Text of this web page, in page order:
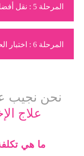
المرحلة 5 : نقل أفضل جنين
المرحلة 6 : اختبار الحمل
نحن نجيب
علاج
ما هي